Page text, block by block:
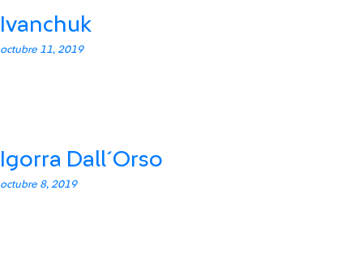
Ivanchuk
octubre 11, 2019
Igorra Dall´Orso
octubre 8, 2019